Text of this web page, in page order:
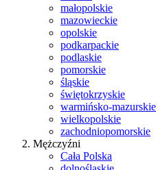
małopolskie
mazowieckie
opolskie
podkarpackie
podlaskie
pomorskie
śląskie
świętokrzyskie
warmińsko-mazurskie
wielkopolskie
zachodniopomorskie
Mężczyźni
Cała Polska